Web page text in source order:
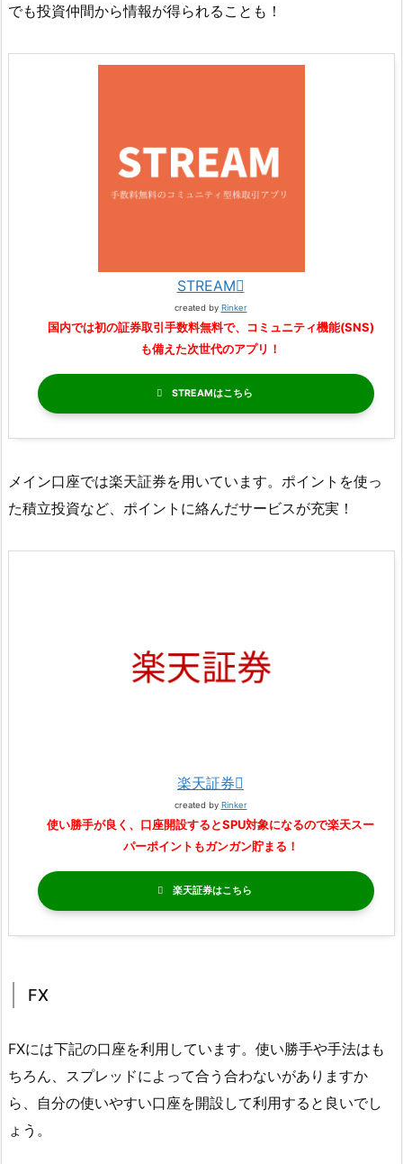
でも投資仲間から情報が得られることも！
STREAM
created by Rinker
国内では初の証券取引手数料無料で、コミュニティ機能(SNS)
も備えた次世代のアプリ！
STREAM
メイン口座では楽天証券を用いています。ポイントを使っ
た積立投資など、ポイントに絡んだサービスが充実！
楽天証券
created by Rinker
使い勝手が良く、口座開設するとSPU対象になるので楽天スー
パーポイントもガンガン貯まる！
楽天証券
FX
FXには下記の口座を利用しています。使い勝手や手法はも
ちろん、スプレッドによって合う合わないがありますか
ら、自分の使いやすい口座を開設して利用すると良いでし
ょう。